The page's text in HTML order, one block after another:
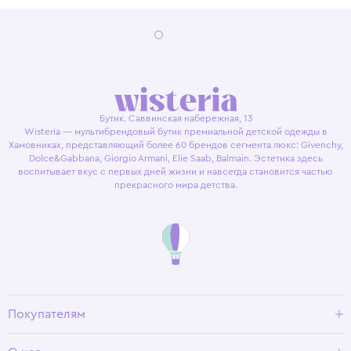
Бутик. Саввинская набережная, 13
Wisteria — мультибрендовый бутик премиальной детской одежды в
Хамовниках, представляющий более 60 брендов сегмента люкс: Givenchy,
Dolce&Gabbana, Giorgio Armani, Elie Saab, Balmain. Эстетика здесь
воспитывает вкус с первых дней жизни и навсегда становится частью
прекрасного мира детства.
Покупателям